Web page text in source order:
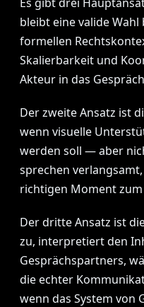
bleibt eine valide
formellen
Skalierbarkeit und
Akteur in das
Der zweite Ansatz ist
wenn visuelle
werden soll — aber
sprechen
richtigen Moment
Der dritte Ansatz ist
zu, interpretiert den
Gesprächspartners,
die echter
wenn das System von